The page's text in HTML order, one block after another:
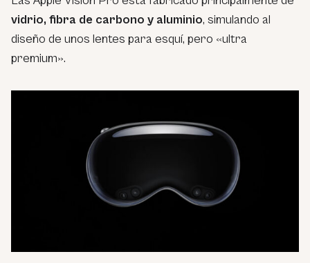
vidrio, fibra de carbono y aluminio, simulando al
diseño de unos lentes para esquí, pero «ultra
premium».